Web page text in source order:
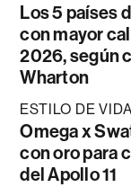
Los 5 países
con mayor
2026, según
Wharton
ESTILO DE VIDA
Omega x
con oro para
del Apollo 11